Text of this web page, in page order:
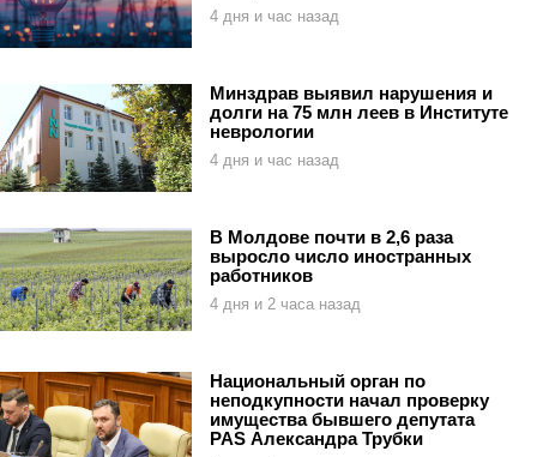
4 дня и час назад
Минздрав выявил нарушения и
долги на 75 млн леев в Институте
неврологии
4 дня и час назад
В Молдове почти в 2,6 раза
выросло число иностранных
работников
4 дня и 2 часа назад
Национальный орган по
неподкупности начал проверку
имущества бывшего депутата
PAS Александра Трубки